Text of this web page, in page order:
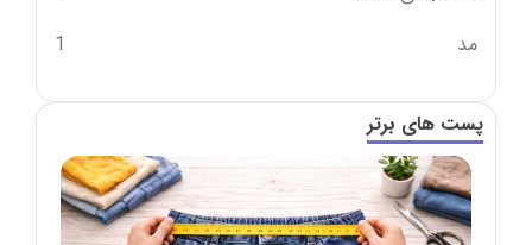
مد
1
پست های برتر